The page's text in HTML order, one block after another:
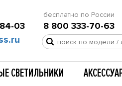
03
бесплатно по России
8 800 333-70-63
СВЕТИЛЬНИКИ